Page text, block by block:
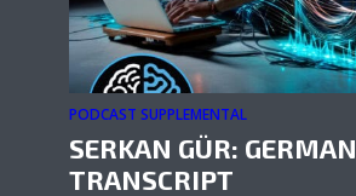
PODCAST SUPPLEMENTAL
SERKAN GÜR: GERMAN
TRANSCRIPT